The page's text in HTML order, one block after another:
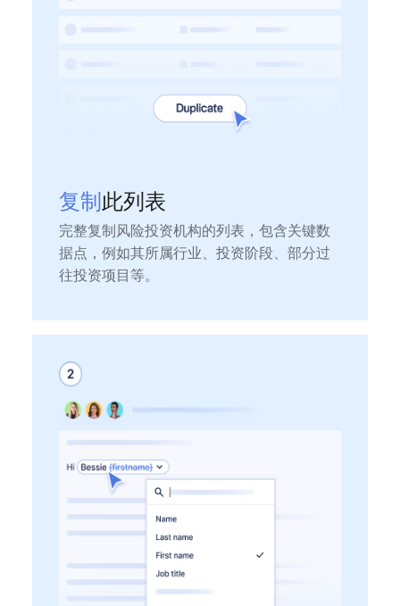
复制 此列表
完整复制风险投资机构的列表，包含关键数
据点，例如其所属行业、投资阶段、部分过
往投资项目等。